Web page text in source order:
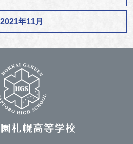
2021年11月